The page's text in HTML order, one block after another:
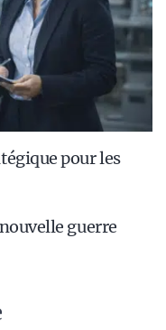
pour les
guerre